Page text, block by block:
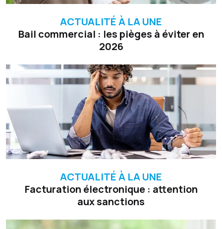
ACTUALITÉ À LA UNE
Bail commercial : les pièges à éviter en
2026
ACTUALITÉ À LA UNE
Facturation électronique : attention
aux sanctions